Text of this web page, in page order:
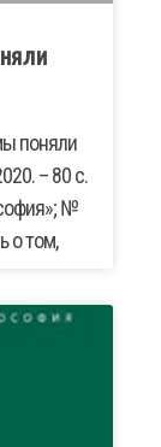
поняли
– 80 с.
№
о том,